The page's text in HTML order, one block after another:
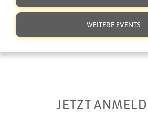
WEITERE EVENTS
JETZT